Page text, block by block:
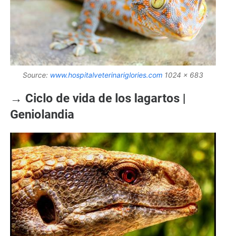
Source: www.hospitalveterinariglories.com 1024 x 683
→ Ciclo de vida de los lagartos |
Geniolandia